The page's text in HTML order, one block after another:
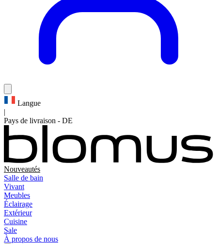
Langue
|
Pays de livraison - DE
Nouveautés
Salle de bain
Vivant
Meubles
Éclairage
Extérieur
Cuisine
Sale
À propos de nous